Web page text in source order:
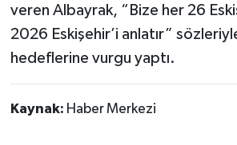
veren Albayrak, “Bize her 26
2026 Eskişehir’i anlatır”
hedeflerine vurgu yaptı.
Kaynak: Haber Merkezi